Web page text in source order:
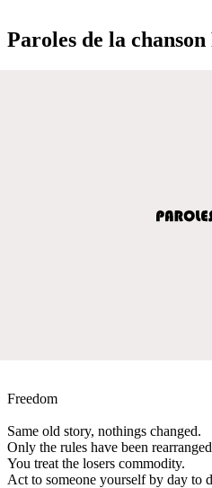
Paroles de la
Freedom
Same old story, nothings changed.
Only the rules have been
You treat the losers commodity.
Act to someone yourself by day to